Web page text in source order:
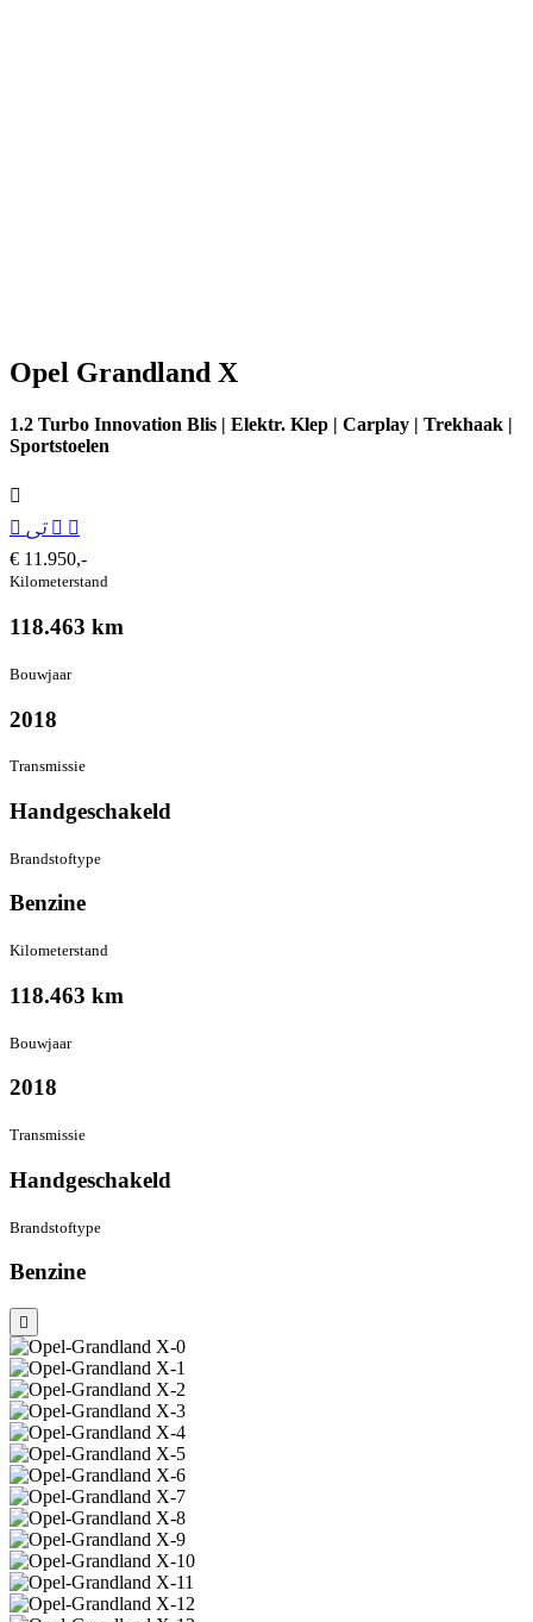
Opel Grandland X
1.2 Turbo Innovation Blis | Elektr. Klep | Carplay | Trekhaak |
Sportstoelen
€ 11.950,-
Kilometer­stand
118.463 km
Bouwjaar
2018
Transmissie
Hand­geschakeld
Brandstof­type
Benzine
Kilometer­stand
118.463 km
Bouwjaar
2018
Transmissie
Hand­geschakeld
Brandstof­type
Benzine